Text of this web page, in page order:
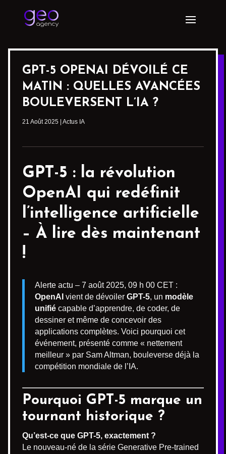
GPT-5 OPENAI DÉVOILÉ CE
MATIN : QUELLES AVANCÉES
BOULEVERSENT L’IA ?
21 Août 2025 Actus IA
GPT-5 : la révolution
OpenAI qui redéfinit
l’intelligence artificielle
– À lire dès maintenant
!
Alerte actu – 7 août 2025, 09 h 00 CET :
OpenAI vient de dévoiler GPT-5, un modèle
unifié capable d’apprendre, de coder, de
dessiner et même de concevoir des
applications complètes. Voici pourquoi cet
événement, présenté comme « nettement
meilleur » par Sam Altman, bouleverse déjà la
compétition mondiale de l’IA.
Pourquoi GPT-5 marque un
tournant historique ?
Qu’est-ce que GPT-5, exactement ?
Le nouveau-né de la série Generative Pre-trained